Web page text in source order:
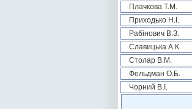
Плачкова Т.М.
Приходько Н.І.
Рабінович В.З.
Славицька А.К.
Столар В.М.
Фельдман О.Б.
Чорний В.І.